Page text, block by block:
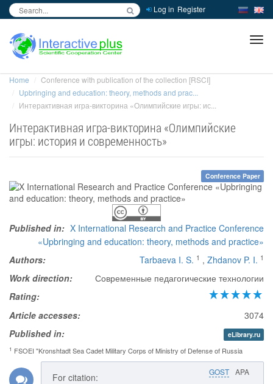
Log in Register
Home
Conference with publication of the collection [RSCI]
Upbringing and education: theory, methods and prac...
Интерактивная игра-викторина «Олимпийские игры: ис...
Интерактивная игра-викторина «Олимпийские
игры: история и современность»
Conference Paper
Published in: X International Research and Practice Conference
«Upbringing and education: theory, methods and practice»
Authors:
Tarbaeva I. S. 1 , Zhdanov P. I. 1
Work direction:
Современные педагогические технологии
Rating:
Article accesses:
3074
Published in:
eLibrary.ru
1 FSOEI "Kronshtadt Sea Cadet Military Corps of Ministry of Defense of Russia
GOST APA
For citation: